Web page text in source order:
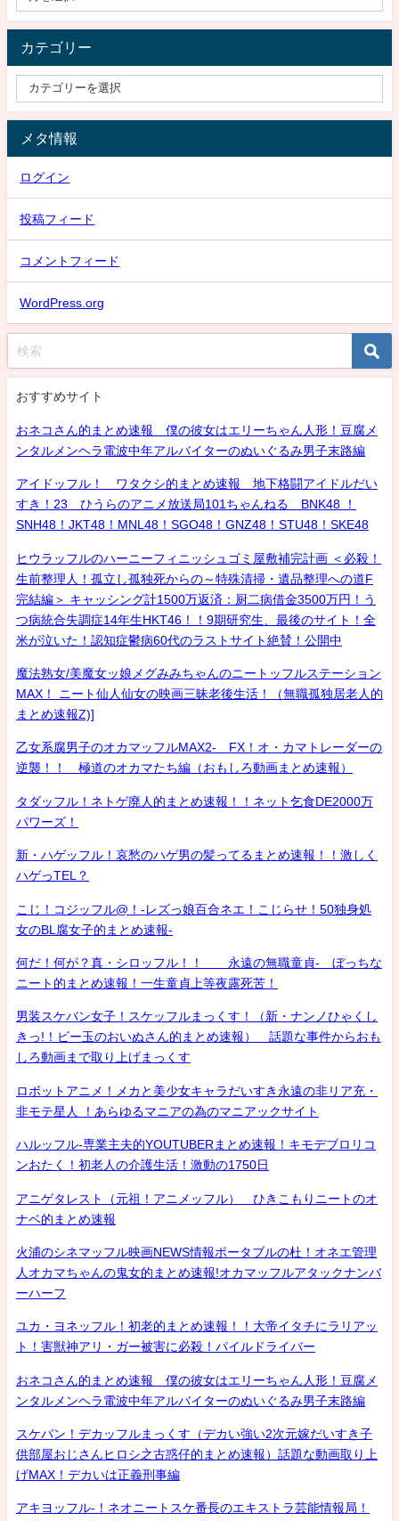
カテゴリー
メタ情報
ログイン
投稿フィード
コメントフィード
WordPress.org
おすすめサイト
おネコさん的まとめ速報 僕の彼女はエリーちゃん人形！豆腐メ
ンタルメンヘラ電波中年アルバイターのぬいぐるみ男子末路編
アイドッフル！ ワタクシ的まとめ速報 地下格闘アイドルだい
すき！23 ひうらのアニメ放送局101ちゃんねる BNK48 ！
SNH48！JKT48！MNL48！SGO48！GNZ48！STU48！SKE48
ヒウラッフルのハーニーフィニッシュゴミ屋敷補完計画 ＜必殺！
生前整理人！孤立し孤独死からの～特殊清掃・遺品整理への道F
完結編＞ キャッシング計1500万返済：厨二病借金3500万円！う
つ病統合失調症14年生HKT46！！9期研究生、最後のサイト！全
米が泣いた！認知症鬱病60代のラストサイト絶賛！公開中
魔法熟女/美魔女ッ娘メグみみちゃんのニートッフルステーション
MAX！ ニート仙人仙女の映画三昧老後生活！（無職孤独居老人的
まとめ速報Z)]
乙女系腐男子のオカマッフルMAX2- FX！オ・カマトレーダーの
逆襲！！ 極道のオカマたち編（おもしろ動画まとめ速報）
タダッフル！ネトゲ廃人的まとめ速報！！ネット乞食DE2000万
パワーズ！
新・ハゲッフル！哀愁のハゲ男の髪ってるまとめ速報！！激しく
ハゲっTEL？
こじ！コジッフル@！-レズっ娘百合ネエ！こじらせ！50独身処
女のBL腐女子的まとめ速報-
何だ！何が？真・シロッフル！！ 永遠の無職童貞- ぼっちな
ニート的まとめ速報！一生童貞上等夜露死苦！
男装スケバン女子！スケッフルまっくす！（新・ナンノひゃくし
きっ!！ビー玉のおいぬさん的まとめ速報） 話題な事件からおも
しろ動画まで取り上げまっくす
ロボットアニメ！メカと美少女キャラだいすき永遠の非リア充・
非モテ星人 ！あらゆるマニアの為のマニアックサイト
ハルッフル-専業主夫的YOUTUBERまとめ速報！キモデブロリコ
ンおたく！初老人の介護生活！激動の1750日
アニゲタレスト（元祖！アニメッフル） ひきこもりニートのオ
ナベ的まとめ速報
火浦のシネマッフル映画NEWS情報ポータブルの杜！オネエ管理
人オカマちゃんの鬼女的まとめ速報!オカマッフルアタックナンバ
ーハーフ
ユカ・ヨネッフル！初老的まとめ速報！！大帝イタチにラリアッ
ト！害獣神アリ・ガー被害に必殺！パイルドライバー
おネコさん的まとめ速報 僕の彼女はエリーちゃん人形！豆腐メ
ンタルメンヘラ電波中年アルバイターのぬいぐるみ男子末路編
スケバン！デカッフルまっくす（デカい強い2次元嫁だいすき子
供部屋おじさんヒロシ之古惑仔的まとめ速報）話題な動画取り上
げMAX！デカいは正義刑事編
アキヨッフル-！ネオニートスケ番長のエキストラ芸能情報局！